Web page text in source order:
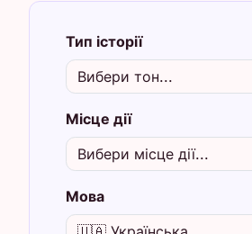
Тип історії
Місце дії
Мова